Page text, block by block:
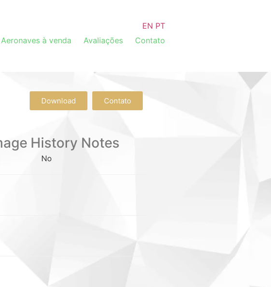
EN PT
Aeronaves à venda Avaliações Contato
Download Contato
History Notes
No